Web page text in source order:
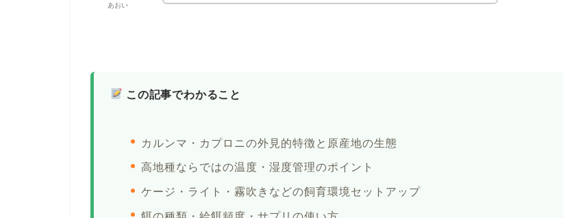
あおい
この記事でわかること
カルンマ・カプロニの外見的特徴と原産地の生態
高地種ならではの温度・湿度管理のポイント
ケージ・ライト・霧吹きなどの飼育環境セットアップ